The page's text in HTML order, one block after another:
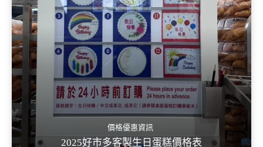
價格優惠資訊
2025好市多客製生日蛋糕價格表